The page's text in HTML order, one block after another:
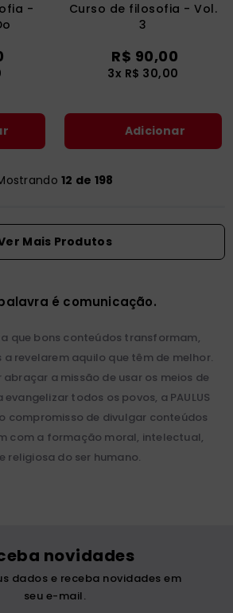
-
Curso de filosofia - Vol.
3
R$ 90,00
3x R$ 30,00
Adicionar
12 de 198
é comunicação.
que bons conteúdos transformam,
a revelarem aquilo que têm de melhor.
abraçar a missão de usar os meios de
todos os povos, a PAULUS
compromisso de divulgar conteúdos
com a formação moral, intelectual,
religiosa do ser humano.
novidades
dados e receba novidades em
seu e-mail.